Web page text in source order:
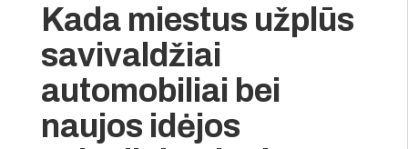
Kada miestus užplūs
savivaldžiai
automobiliai bei
naujos idėjos